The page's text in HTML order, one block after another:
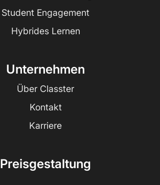
Student Engagement
Hybrides Lernen
Unternehmen
Über Classter
Kontakt
Karriere
Preisgestaltung